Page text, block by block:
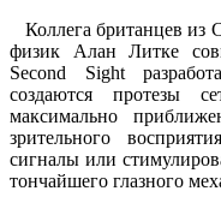
Коллега британцев
физик Алан Литке
Second Sight
создаются протезы
максимально
зрительного
сигналы или
тончайшего глазного